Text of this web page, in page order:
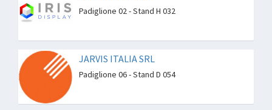
Padiglione 02 - Stand H 032
JARVIS ITALIA SRL
Padiglione 06 - Stand D 054